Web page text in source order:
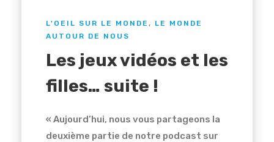
L'OEIL SUR LE MONDE , LE MONDE
AUTOUR DE NOUS
Les jeux vidéos et les
filles… suite !
« Aujourd’hui, nous vous partageons la
deuxième partie de notre podcast sur